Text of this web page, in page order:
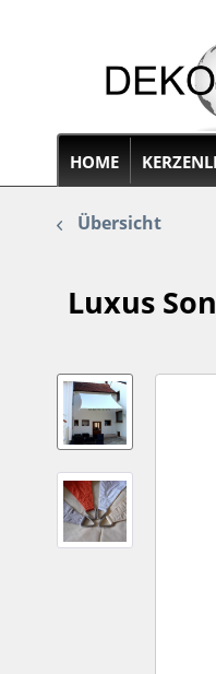
HOME
Übersicht
Luxus